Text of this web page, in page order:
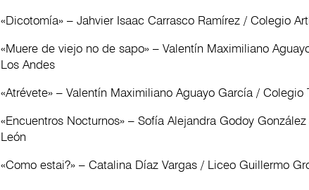
«Dicotomía» – Jahvier Isaac Carrasco Ramírez / Colegio
«Muere de viejo no de sapo» – Valentín Maximiliano
Los Andes
«Atrévete» – Valentín Maximiliano Aguayo García / Colegio
«Encuentros Nocturnos» – Sofía Alejandra Godoy
León
«Como estai?» – Catalina Díaz Vargas / Liceo Guillermo